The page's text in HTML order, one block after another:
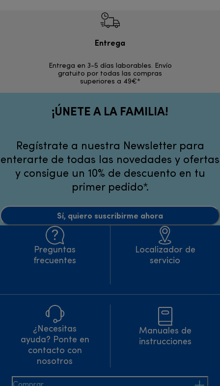
Entrega
Entrega en 3-5 días laborables. Envío
gratuito por todas las compras
superiores a 49€*
¡ÚNETE A LA FAMILIA!
Regístrate a nuestra Newsletter para
enterarte de todas las novedades y ofertas
y consigue un 10% de descuento en tu
primer pedido*.
Sí, quiero suscribirme ahora
Preguntas
frecuentes
Localizador de
servicio
¿Necesitas
ayuda? Ponte en
contacto con
nosotros
Manuales de
instrucciones